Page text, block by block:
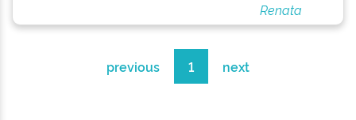
Renata
previous 1 next